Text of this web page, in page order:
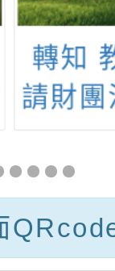
臺灣
辦教
廣「
維